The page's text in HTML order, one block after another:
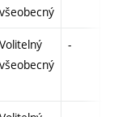
všeobecný
Volitelný
všeobecný
-